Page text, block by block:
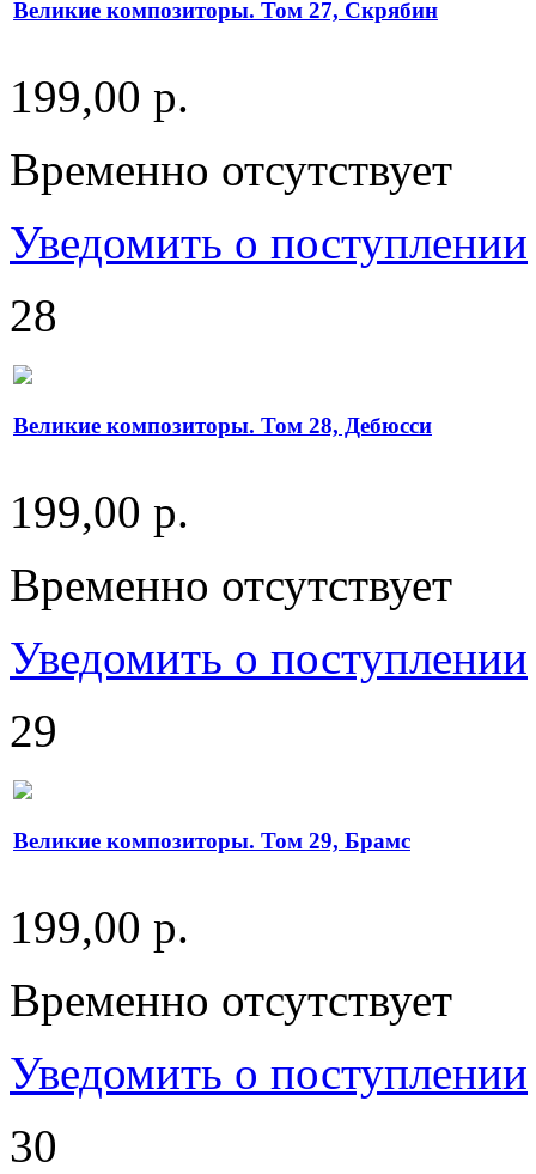
Великие композиторы. Том 27, Скрябин
199,00 р.
Временно отсутствует
Уведомить о поступлении
28
Великие композиторы. Том 28, Дебюсси
199,00 р.
Временно отсутствует
Уведомить о поступлении
29
Великие композиторы. Том 29, Брамс
199,00 р.
Временно отсутствует
Уведомить о поступлении
30